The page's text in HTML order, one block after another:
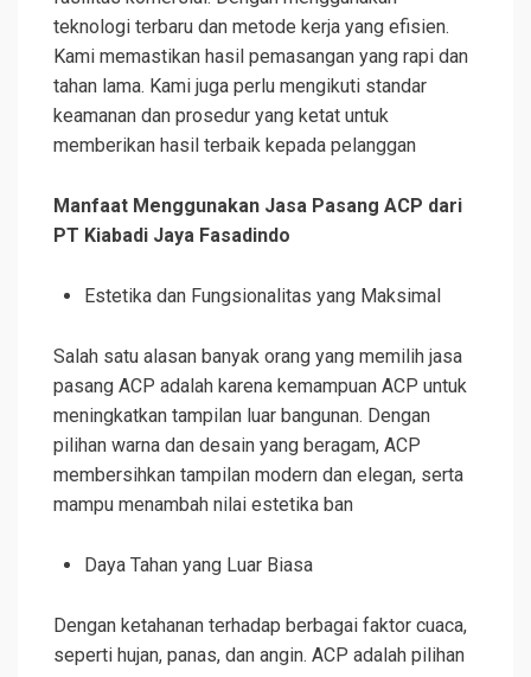
teknologi terbaru dan metode kerja yang efisien.
Kami memastikan hasil pemasangan yang rapi dan
tahan lama. Kami juga perlu mengikuti standar
keamanan dan prosedur yang ketat untuk
memberikan hasil terbaik kepada pelanggan
Manfaat Menggunakan Jasa Pasang ACP dari
PT Kiabadi Jaya Fasadindo
Estetika dan Fungsionalitas yang Maksimal
Salah satu alasan banyak orang yang memilih jasa
pasang ACP adalah karena kemampuan ACP untuk
meningkatkan tampilan luar bangunan. Dengan
pilihan warna dan desain yang beragam, ACP
membersihkan tampilan modern dan elegan, serta
mampu menambah nilai estetika ban
Daya Tahan yang Luar Biasa
Dengan ketahanan terhadap berbagai faktor cuaca,
seperti hujan, panas, dan angin. ACP adalah pilihan